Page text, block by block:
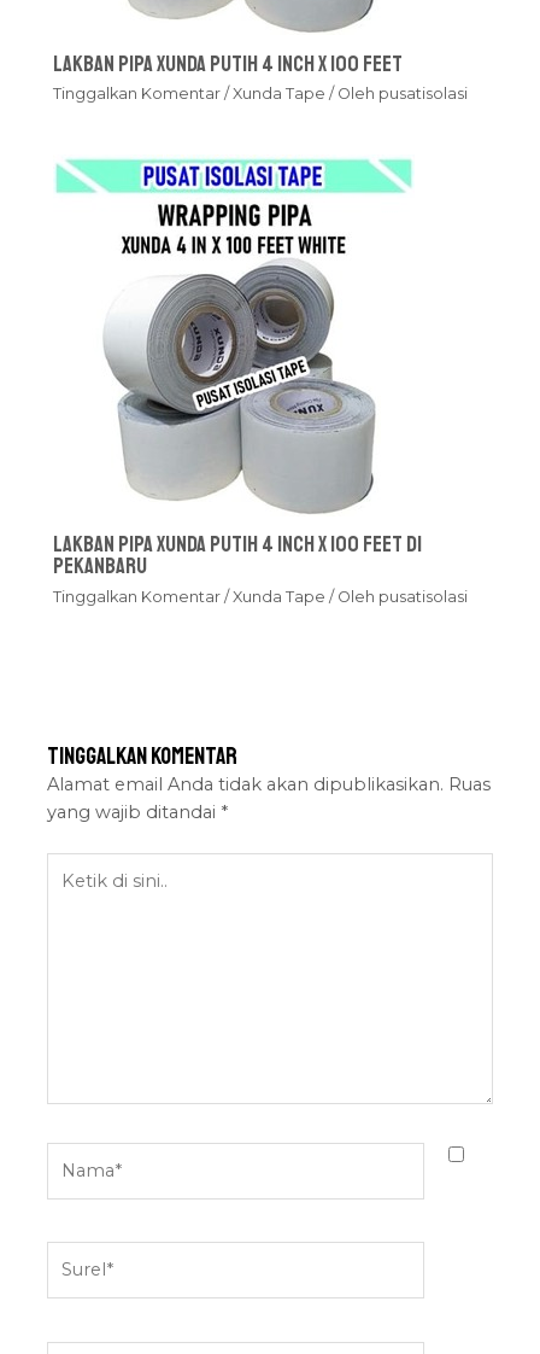
Lakban Pipa Xunda Putih 4 inch x 100 feet
Tinggalkan Komentar /Xunda Tape / Oleh pusatisolasi
Lakban Pipa Xunda Putih 4 inch x 100 feet Di
Pekanbaru
Tinggalkan Komentar /Xunda Tape / Oleh pusatisolasi
Tinggalkan Komentar
Alamat email Anda tidak akan dipublikasikan. Ruas
yang wajib ditandai *